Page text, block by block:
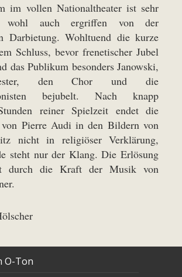
im vollen Nationaltheater ist sehr
wohl auch ergriffen von der
Darbietung. Wohltuend die kurze
Schluss, bevor frenetischer Jubel
das Publikum besonders Janowski,
den Chor und die
bejubelt. Nach knapp
reiner Spielzeit endet die
von Pierre Audi in den Bildern von
nicht in religiöser Verklärung,
steht nur der Klang. Die Erlösung
durch die Kraft der Musik von
O-Ton